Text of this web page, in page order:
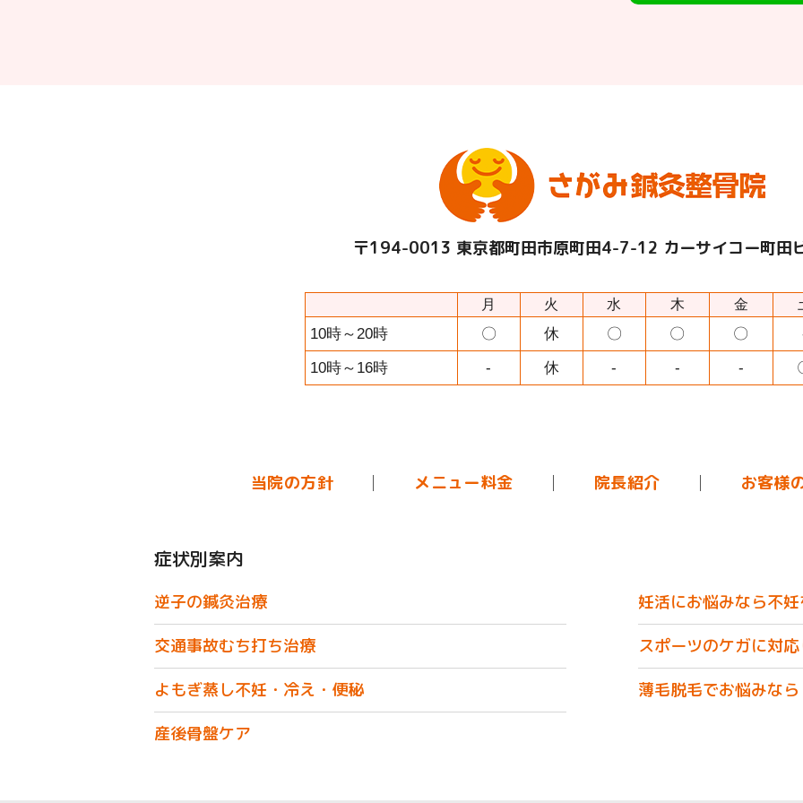
〒194-0013 東京都町田市原町田4-7-12 カーサイコー町田
月 火 水 木 金
10時～20時 〇 休 〇 〇 〇
10時～16時
- 休 - - -
当院の方針 メニュー料金 院長紹介 お客様
症状別案内
逆子の鍼灸治療
妊活にお悩みなら不
交通事故むち打ち治療
スポーツのケガに対
よもぎ蒸し不妊・冷え・便秘
薄毛脱毛でお悩みなら
産後骨盤ケア